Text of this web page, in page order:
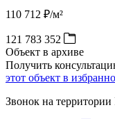
110 712 ₽/м²
121 783 352
Объект в архиве
Получить
этот объект в
Звонок на